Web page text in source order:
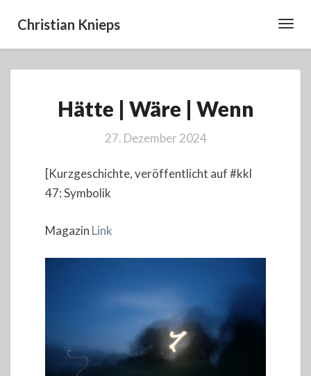
Christian Knieps
|
Wäre
|
Hätte | Wäre | Wenn
27. Dezember 2024
[Kurzgeschichte, veröffentlicht auf #kkl
47: Symbolik
Magazin Link